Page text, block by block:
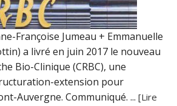
Françoise Jumeau + Emmanuelle
a livré en juin 2017 le nouveau
Bio-Clinique (CRBC), une
extension pour
Auvergne. Communiqué. ...[Lire